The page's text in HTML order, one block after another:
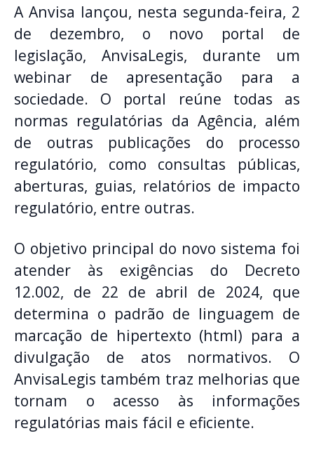
A Anvisa lançou, nesta segunda-feira, 2
de dezembro, o novo portal de
legislação, AnvisaLegis, durante um
webinar de apresentação para a
sociedade. O portal reúne todas as
normas regulatórias da Agência, além
de outras publicações do processo
regulatório, como consultas públicas,
aberturas, guias, relatórios de impacto
regulatório, entre outras.
O objetivo principal do novo sistema foi
atender às exigências do Decreto
12.002, de 22 de abril de 2024, que
determina o padrão de linguagem de
marcação de hipertexto (html) para a
divulgação de atos normativos. O
AnvisaLegis também traz melhorias que
tornam o acesso às informações
regulatórias mais fácil e eficiente.